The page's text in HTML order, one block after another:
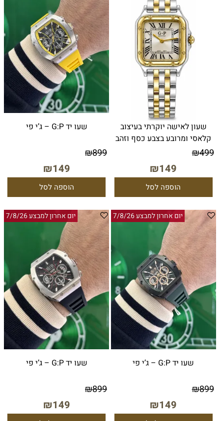
שעון לאישה יוקרתי בעיצוב
קלאסי ומרובע בצבע כסף וזהב
₪499
₪149
הוספה לסל
שעו יד G:P – ג’י פי
₪899
₪149
הוספה לסל
יום אחרון למבצע 7/8/26
שעו יד G:P – ג’י פי
₪899
₪149
יום אחרון למבצע 7/8/26
שעו יד G:P – ג’י פי
₪899
₪149